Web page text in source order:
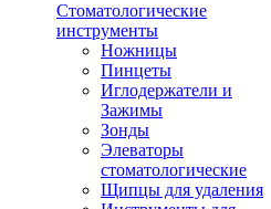
Стоматологические
инструменты
Ножницы
Пинцеты
Иглодержатели и
Зажимы
Зонды
Элеваторы
стоматологические
Щипцы для удаления